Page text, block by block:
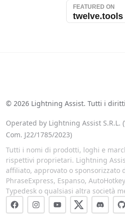
© 2026 Lightning Assist. Tutti i
Operated by Lightning Assist S.R.L.
Com. J22/1785/2023)
Tutti i nomi di prodotti, loghi e
rispettivi proprietari. Lightning
affiliato, approvato o sponsorizzato
PhraseExpress, Espanso,
Typedesk o qualsiasi altra società